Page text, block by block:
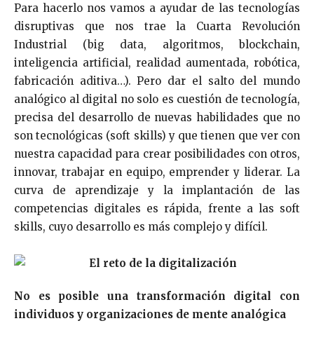
Para hacerlo nos vamos a ayudar de las tecnologías
disruptivas que nos trae la Cuarta Revolución
Industrial (big data, algoritmos, blockchain,
inteligencia artificial, realidad aumentada, robótica,
fabricación aditiva…). Pero dar el salto del mundo
analógico al digital no solo es cuestión de tecnología,
precisa del desarrollo de nuevas habilidades que no
son tecnológicas (soft skills) y que tienen que ver con
nuestra capacidad para crear posibilidades con otros,
innovar, trabajar en equipo, emprender y liderar. La
curva de aprendizaje y la implantación de las
competencias digitales es rápida, frente a las soft
skills, cuyo desarrollo es más complejo y difícil.
No es posible una transformación digital con
individuos y organizaciones de mente analógica